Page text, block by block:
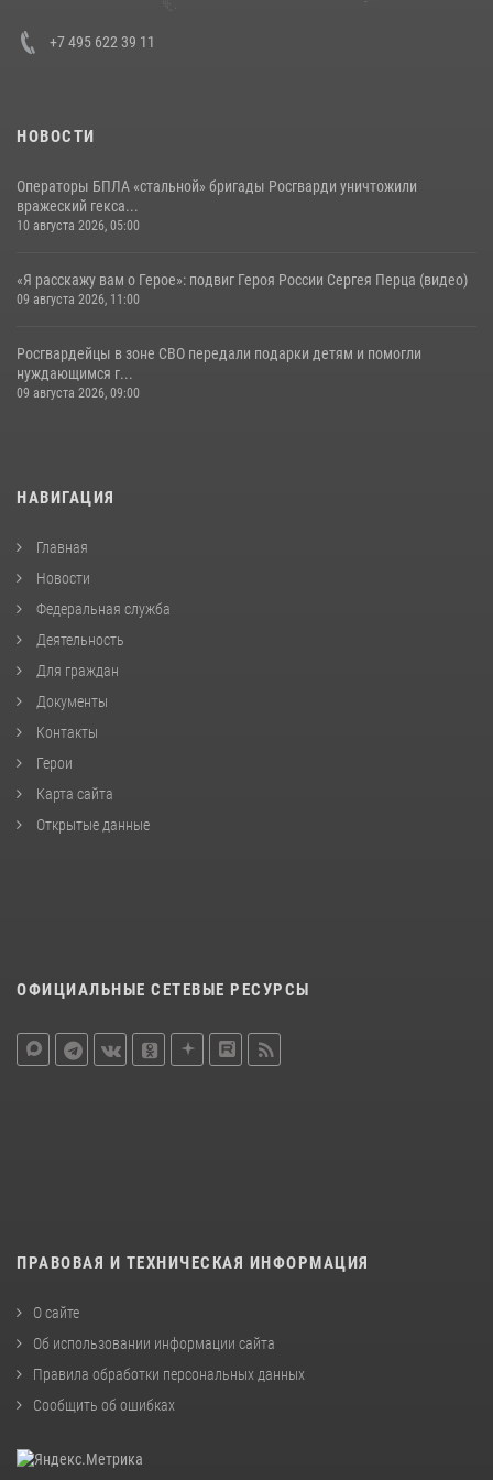
+7 495 622 39 11
НОВОСТИ
Операторы БПЛА «стальной» бригады Росгварди уничтожили
вражеский гекса...
10 августа 2026, 05:00
«Я расскажу вам о Герое»: подвиг Героя России Сергея Перца (видео)
09 августа 2026, 11:00
Росгвардейцы в зоне СВО передали подарки детям и помогли
нуждающимся г...
09 августа 2026, 09:00
НАВИГАЦИЯ
Главная
Новости
Федеральная служба
Деятельность
Для граждан
Документы
Контакты
Герои
Карта сайта
Открытые данные
ОФИЦИАЛЬНЫЕ СЕТЕВЫЕ РЕСУРСЫ
ПРАВОВАЯ И ТЕХНИЧЕСКАЯ ИНФОРМАЦИЯ
О сайте
Об использовании информации сайта
Правила обработки персональных данных
Сообщить об ошибках